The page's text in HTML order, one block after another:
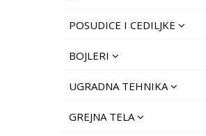
POSUDICE I CEDILJKE
BOJLERI
UGRADNA TEHNIKA
GREJNA TELA